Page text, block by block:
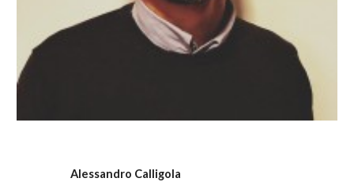
Alessandro Calligola